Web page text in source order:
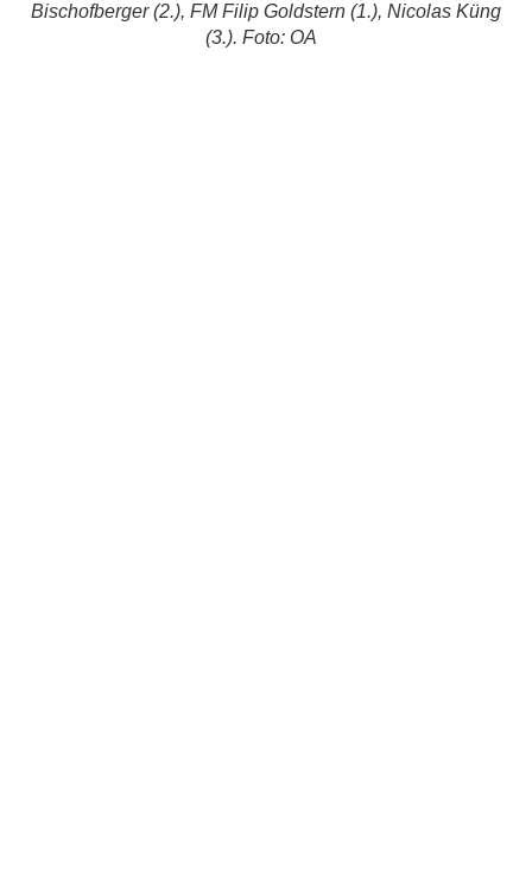
Bischofberger (2.), FM Filip Goldstern (1.), Nicolas Küng
(3.). Foto: OA